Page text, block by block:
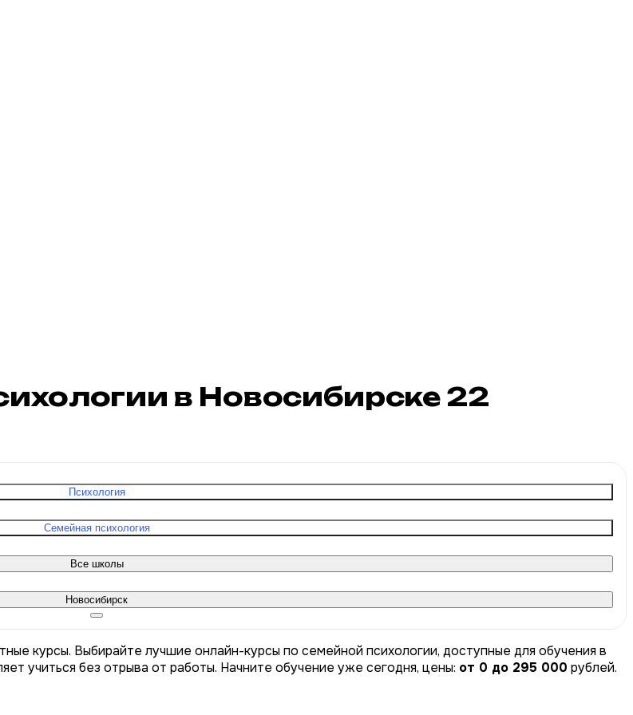
в Новосибирске 22
Психология
Семейная психология
Все школы
Новосибирск
курсы. Выбирайте лучшие онлайн-курсы по семейной психологии, доступные для обучения в
учиться без отрыва от работы. Начните обучение уже сегодня, цены: от 0 до 295 000 рублей.